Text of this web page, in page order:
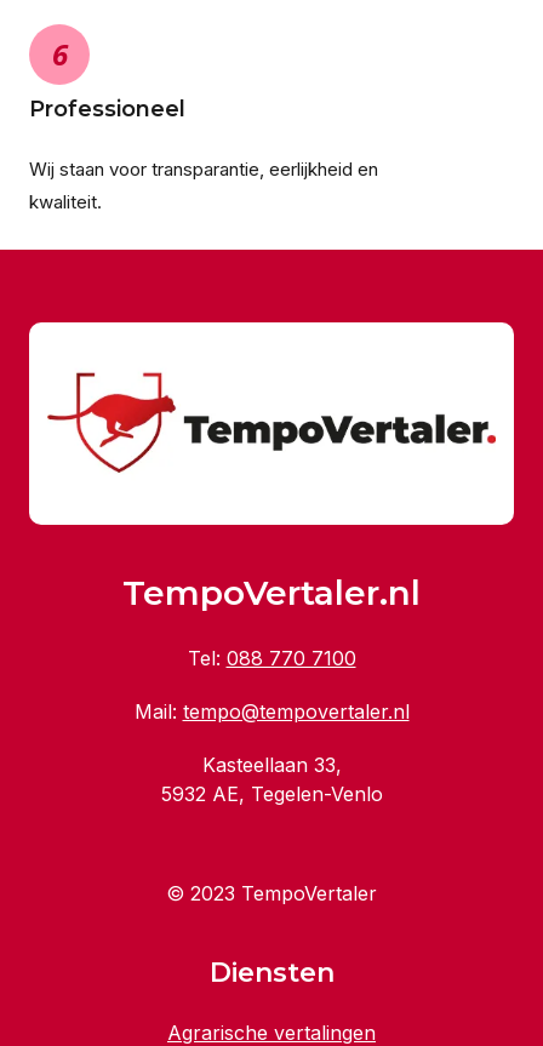
6
Professioneel
Wij staan voor transparantie, eerlijkheid en
kwaliteit.
TempoVertaler.nl
Tel: 088 770 7100
Mail: tempo@tempovertaler.nl
Kasteellaan 33,
5932 AE, Tegelen-Venlo
© 2023 TempoVertaler
Diensten
Agrarische vertalingen